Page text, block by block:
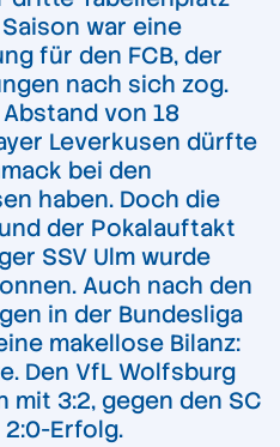
war eine
für den FCB, der
nach sich zog.
von 18
Leverkusen dürfte
bei den
haben. Doch die
der Pokalauftakt
SSV Ulm wurde
Auch nach den
in der Bundesliga
makellose Bilanz:
Den VfL Wolfsburg
mit 3:2, gegen den SC
2:0-Erfolg.